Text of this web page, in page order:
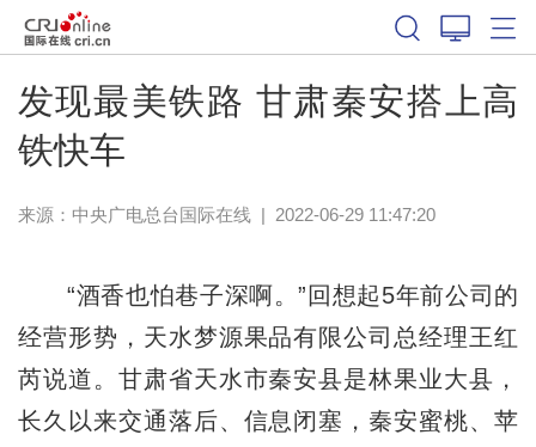
发现最美铁路 甘肃秦安搭上高
铁快车
来源：中央广电总台国际在线| 2022-06-29 11:47:20
“酒香也怕巷子深啊。”回想起5年前公司的
经营形势，天水梦源果品有限公司总经理王红
芮说道。甘肃省天水市秦安县是林果业大县，
长久以来交通落后、信息闭塞，秦安蜜桃、苹